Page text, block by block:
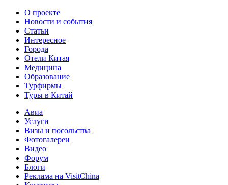
О проекте
Новости и события
Статьи
Интересное
Города
Отели Китая
Медицина
Образование
Турфирмы
Туры в Китай
Авиа
Услуги
Визы и посольства
Фотогалереи
Видео
Форум
Блоги
Реклама на VisitChina